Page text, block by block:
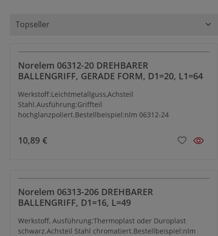
Norelem 06312-20 DREHBARER
BALLENGRIFF, GERADE FORM, D1=20, L1=64
Werkstoff:Leichtmetallguss,Achsteil
Stahl.Ausführung:Griffteil
hochglanzpoliert.Bestellbeispiel:nlm 06312-24
10,89 €
Norelem 06313-206 DREHBARER
BALLENGRIFF, D1=16, L=49
Werkstoff, Ausführung:Thermoplast oder Duroplast
schwarz.Achsteil Stahl chromatiert.Bestellbeispiel:nlm